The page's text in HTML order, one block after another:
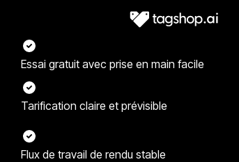
Essai gratuit avec prise en main facile
Tarification claire et prévisible
Flux de travail de rendu stable